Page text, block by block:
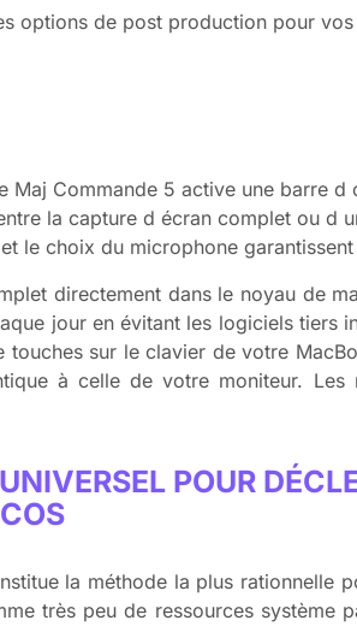
options de post production pour
Maj Commande 5 active une barre
la capture d écran complet ou d
le choix du microphone
directement dans le noyau de
jour en évitant les logiciels tiers
sur le clavier de votre
à celle de votre moniteur.
POUR
la méthode la plus rationnelle
très peu de ressources système